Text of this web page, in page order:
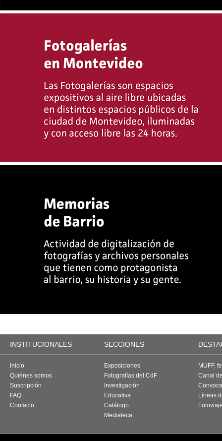
INSTITUCIONALES SECCIONES
Inicio
Quiénes somos
Suscripción
FAQ
Contacto
Exposiciones
Fotografías del CdF
Investigación
Educativa
Catálogo
Mediateca
MUFF,
Canal
Líneas